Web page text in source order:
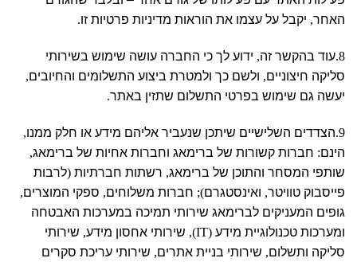
האחר, יקבל על עצמו את הוראות מדיניות פרטיות זו.
8. עוד בהקשר זה, ידוע לך כי החברה עושה שימוש בשירותי
סליקה חיצוניים, ולשם כך ולמטרת ביצוע התשלומים והחיובים,
יעשה גם שימוש בפרטי התשלום שתזין באתר.
9. הצדדים השלישיים שיתכן שנעביר אליהם מידע או חלק ממנו,
הינם: חברות קשורות של ברימאג וחברות אחיות של ברימאג,
שותפי המסחר והתוכן של ברימאג, רשתות חברתיות (לרבות
פייסבוק טוויטר, ואינסטגרם); חברות משלוחים, ספקי המוצרים,
גופים המעניקים לברימאג שירותי תמיכה במערכות האבטחה
ומערכות טכנולוגיית מידע (IT), שירותי אחסון מידע, שירותי
סליקה ותשלום, שירותי בניית אתרים, שירותי עריכת סקרים